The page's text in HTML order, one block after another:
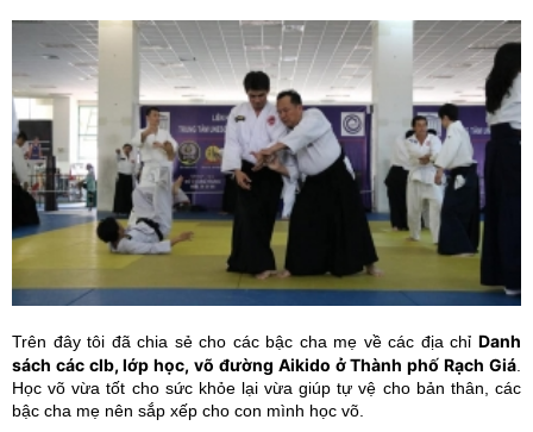
Trên đây tôi đã chia sẻ cho các bậc cha mẹ về các địa chỉ Danh
sách các clb, lớp học, võ đường Aikido ở Thành phố Rạch Giá.
Học võ vừa tốt cho sức khỏe lại vừa giúp tự vệ cho bản thân, các
bậc cha mẹ nên sắp xếp cho con mình học võ.